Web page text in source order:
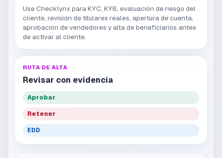
Use Checklynx para KYC, KYB, evaluación de riesgo del
cliente, revisión de titulares reales, apertura de cuenta,
aprobación de vendedores y alta de beneficiarios antes
de activar al cliente.
RUTA DE ALTA
Revisar con evidencia
Aprobar
Retener
EDD